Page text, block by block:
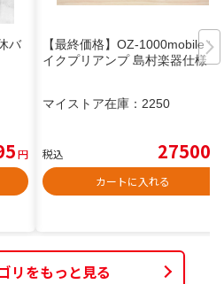
バ
円
【最終価格】OZ-1000mobile マ
イクプリアンプ 島村楽器仕様
マイストア在庫： 2250
税込 27500
カートに入れる
リをもっと見る